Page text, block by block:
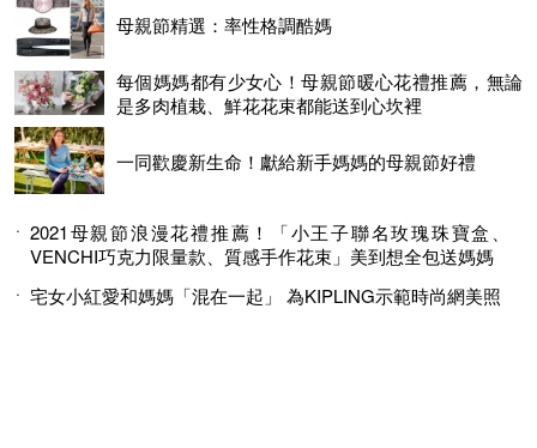
母親節精選：率性格調酷媽
每個媽媽都有少女心！母親節暖心花禮推薦，無論
是多肉植栽、鮮花花束都能送到心坎裡
一同歡慶新生命！獻給新手媽媽的母親節好禮
2021母親節浪漫花禮推薦！「小王子聯名玫瑰珠寶盒、
VENCHI巧克力限量款、質感手作花束」美到想全包送媽媽
宅女小紅愛和媽媽「混在一起」 為KIPLING示範時尚網美照